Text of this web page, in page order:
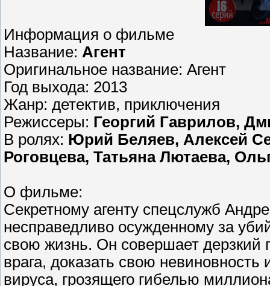
Информация о фильме
Название: Агент
Оригинальное название: Агент
Год выхода: 2013
Жанр: детектив, приключения
Режиссеры: Георгий Гаврилов,
В ролях: Юрий Беляев, Алексей
Роговцева, Татьяна Лютаева,
О фильме:
Секретному агенту спецслужб
несправедливо осужденному за
свою жизнь. Он совершает дерзкий
врага, доказать свою невиновность
вируса, грозящего гибелью